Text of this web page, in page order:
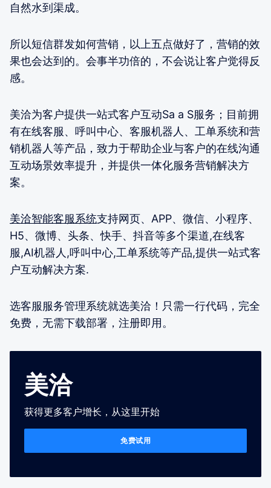
自然水到渠成。
所以短信群发如何营销，以上五点做好了，营销的效
果也会达到的。会事半功倍的，不会说让客户觉得反
感。
美洽为客户提供一站式客户互动Sa a S服务；目前拥
有在线客服、呼叫中心、客服机器人、工单系统和营
销机器人等产品，致力于帮助企业与客户的在线沟通
互动场景效率提升，并提供一体化服务营销解决方
案。
美洽智能客服系统支持网页、APP、微信、小程序、
H5、微博、头条、快手、抖音等多个渠道,在线客
服,AI机器人,呼叫中心,工单系统等产品,提供一站式客
户互动解决方案.
选客服服务管理系统就选美洽！只需一行代码，完全
免费，无需下载部署，注册即用。
美洽
获得更多客户增长，从这里开始
免费试用